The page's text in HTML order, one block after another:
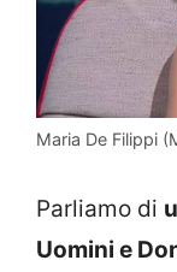
Maria De Filippi
Parliamo di
Uomini e